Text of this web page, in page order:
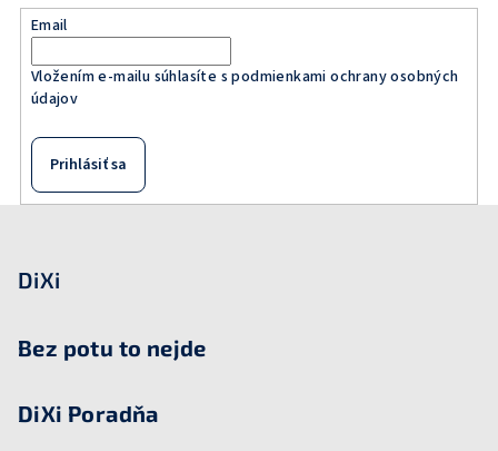
Email
Vložením e-mailu súhlasíte spodmienkami ochrany osobných
údajov
Prihlásiť sa
DiXi
Bez potu to nejde
DiXi Poradňa